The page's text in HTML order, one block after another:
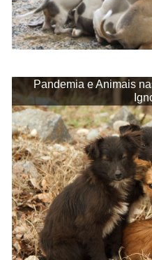
Pandemia e Animais